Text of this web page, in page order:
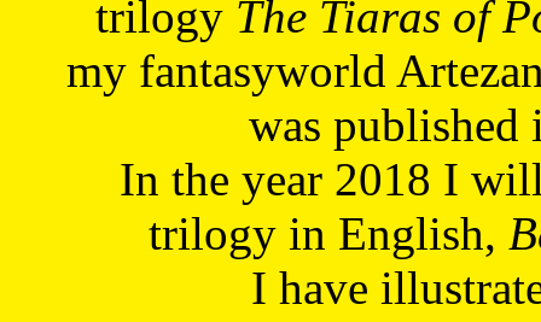
trilogy The Tiaras of
my fantasyworld
was published
In the year 2018 I
trilogy in English,
I have